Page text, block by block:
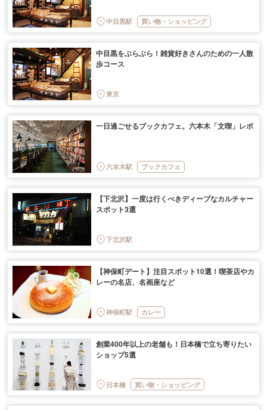
中目黒駅 買い物・ショッピング
中目黒をぶらぶら！雑貨好きさんのための一人散
歩コース
東京
一日過ごせるブックカフェ。六本木「文喫」レポ
六本木駅 ブックカフェ
【下北沢】一度は行くべきディープなカルチャー
スポット3選
下北沢駅
【神保町デート】注目スポット10選！喫茶店やカ
レーの名店、名画座など
神保町駅 カレー
創業400年以上の老舗も！日本橋で立ち寄りたい
ショップ5選
日本橋 買い物・ショッピング